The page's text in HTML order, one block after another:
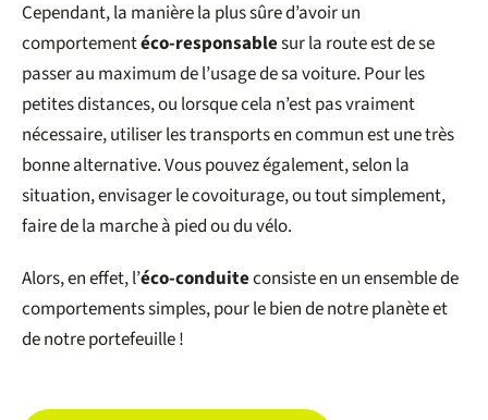
Cependant, la manière la plus sûre d’avoir un
comportementéco-responsablesur la route est de se
passer au maximum de l’usage de sa voiture. Pour les
petites distances, ou lorsque cela n’est pas vraiment
nécessaire, utiliser les transports en commun est une très
bonne alternative. Vous pouvez également, selon la
situation, envisager le covoiturage, ou tout simplement,
faire de la marche à pied ou du vélo.
Alors, en effet, l’éco-conduiteconsiste en un ensemble de
comportements simples, pour le bien de notre planète et
de notre portefeuille !